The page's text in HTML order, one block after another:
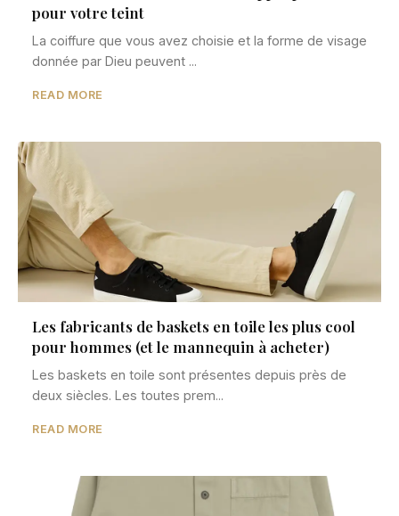
pour votre teint
La coiffure que vous avez choisie et la forme de visage
donnée par Dieu peuvent ...
READ MORE
Les fabricants de baskets en toile les plus cool
pour hommes (et le mannequin à acheter)
Les baskets en toile sont présentes depuis près de
deux siècles. Les toutes prem...
READ MORE